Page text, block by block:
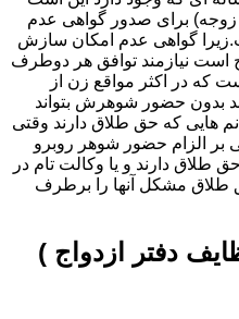
برای صدور گواهی عدم
گواهی عدم امکان سازش
است نیازمند توافق هر دوطرف
که در اکثر مواقع زن از
بدون حضور شوهرش بتواند
هایی که حق طلاق دارند وقتی
بر الزام حضور شوهر روبرو
طلاق دارند و یا وکالت تام در
طلاق مشکل آنها را برطرف
دفتر ازدواج )